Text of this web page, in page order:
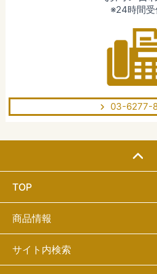
※24時間受
03-6277-
TOP
商品情報
サイト内検索